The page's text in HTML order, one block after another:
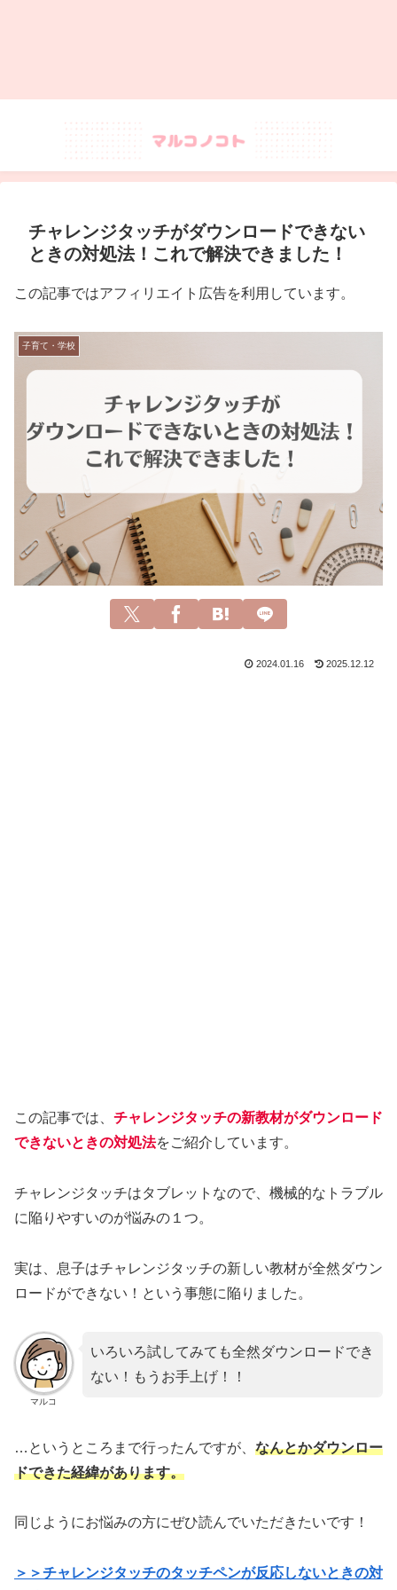
チャレンジタッチがダウンロードできない
ときの対処法！これで解決できました！
この記事ではアフィリエイト広告を利用しています。
子育て・学校
2024.01.16 2025.12.12
この記事では、 チャレンジタッチの新教材がダウンロード
できないときの対処法をご紹介しています。
チャレンジタッチはタブレットなので、機械的なトラブル
に陥りやすいのが悩みの１つ。
実は、息子はチャレンジタッチの新しい教材が全然ダウン
ロードができない！という事態に陥りました。
マルコ
いろいろ試してみても全然ダウンロードでき
ない！もうお手上げ！！
…というところまで行ったんですが、 なんとかダウンロー
ドできた経緯があります。
同じようにお悩みの方にぜひ読んでいただきたいです！
＞＞チャレンジタッチのタッチペンが反応しないときの対